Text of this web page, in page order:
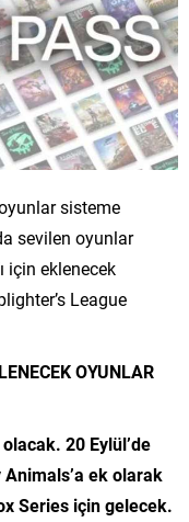
sisteme
sevilen oyunlar
için eklenecek
League
OYUNLAR
20 Eylül’de
ek olarak
Series için gelecek.